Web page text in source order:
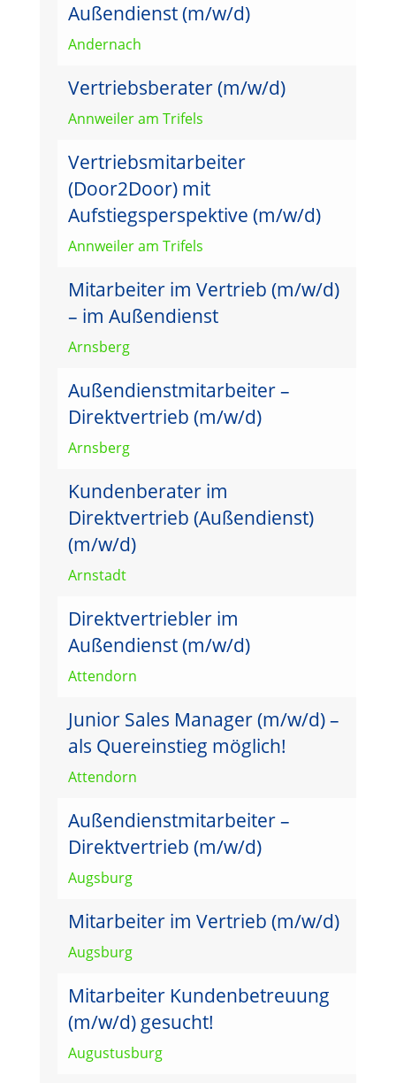
Außendienst (m/w/d)
Andernach
Vertriebsberater (m/w/d)
Annweiler am Trifels
Vertriebsmitarbeiter
(Door2Door) mit
Aufstiegsperspektive (m/w/d)
Annweiler am Trifels
Mitarbeiter im Vertrieb (m/w/d)
– im Außendienst
Arnsberg
Außendienstmitarbeiter –
Direktvertrieb (m/w/d)
Arnsberg
Kundenberater im
Direktvertrieb (Außendienst)
(m/w/d)
Arnstadt
Direktvertriebler im
Außendienst (m/w/d)
Attendorn
Junior Sales Manager (m/w/d) –
als Quereinstieg möglich!
Attendorn
Außendienstmitarbeiter –
Direktvertrieb (m/w/d)
Augsburg
Mitarbeiter im Vertrieb (m/w/d)
Augsburg
Mitarbeiter Kundenbetreuung
(m/w/d) gesucht!
Augustusburg